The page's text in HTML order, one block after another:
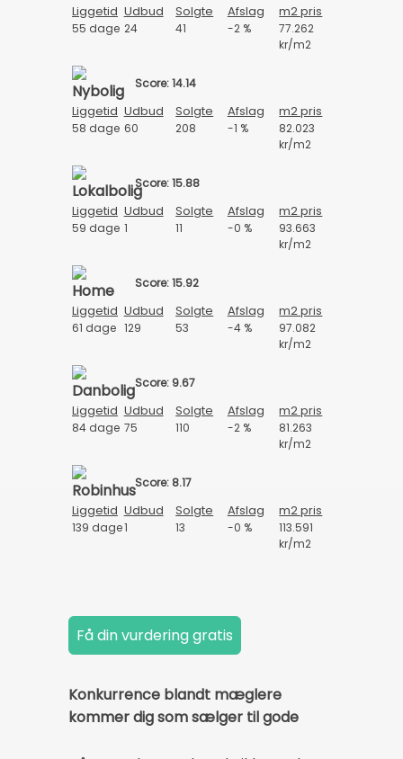
Liggetid Udbud Solgte Afslag m2 pris
55 dage 24 41 -2 %
77.262
kr/m2
Score: 14.14
Liggetid Udbud Solgte Afslag m2 pris
58 dage 60 208 -1 %
82.023
kr/m2
Score: 15.88
Liggetid Udbud Solgte Afslag m2 pris
59 dage 1 11 -0 %
93.663
kr/m2
Score: 15.92
Liggetid Udbud Solgte Afslag m2 pris
61 dage 129 53 -4 %
97.082
kr/m2
Score: 9.67
Liggetid Udbud Solgte Afslag m2 pris
84 dage 75 110 -2 %
81.263
kr/m2
Score: 8.17
Liggetid Udbud Solgte Afslag m2 pris
139 dage1 13 -0 %
113.591
kr/m2
Konkurrence blandt mæglere
kommer dig som sælger til gode